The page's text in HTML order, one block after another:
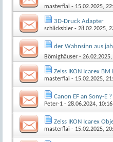
masterflai - 15.02.2025,
3D-Druck Adapter
schlicksbier - 28.02.2025,
der Wahnsinn aus
Bömighäuser -
Zeiss IKON Icarex
masterflai - 15.02.2025,
Canon EF an Sony-E ?
Peter-1 - 28.06.2024,
Zeiss IKON Icarex
masterflai - 15.02.2025,